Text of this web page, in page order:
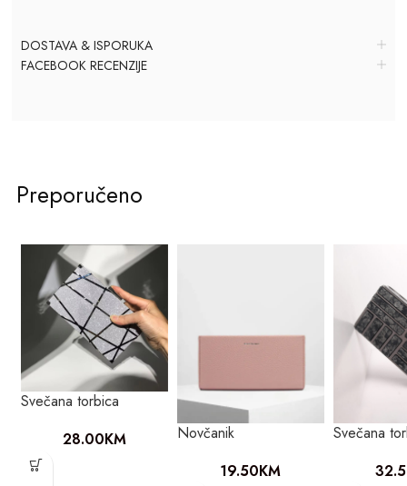
DOSTAVA & ISPORUKA
FACEBOOK RECENZIJE
Preporučeno
Svečana torbica
28.00KM
Novčanik
19.50KM
Svečana